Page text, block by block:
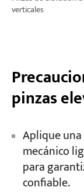
verticales
pinzas
Aplique
mecánico
para
confiable.